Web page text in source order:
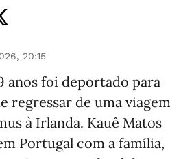
20:15
anos foi deportado para
regressar de uma viagem
à Irlanda. Kauê Matos
Portugal com a família,